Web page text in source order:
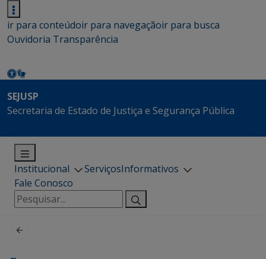
ir para conteúdoir para navegaçãoir para busca
Ouvidoria Transparência
SEJUSP
Secretaria de Estado de Justiça e Segurança Pública
Institucional ServiçosInformativos
Fale Conosco
Pesquisar
por: